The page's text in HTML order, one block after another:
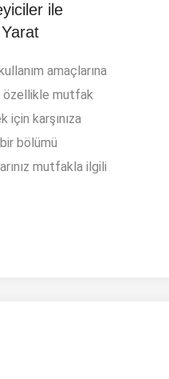
ile
amaçlarına
özellikle mutfak
için karşınıza
bölümü
mutfakla ilgili